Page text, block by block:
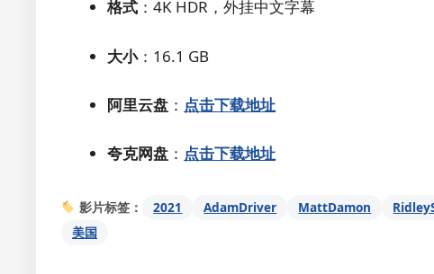
格式 ：4K HDR，外挂中文字幕
大小：16.1 GB
阿里云盘 ： 点击下载地址
夸克网盘 ： 点击下载地址
影片标签： 2021 AdamDriver MattDamon
美国